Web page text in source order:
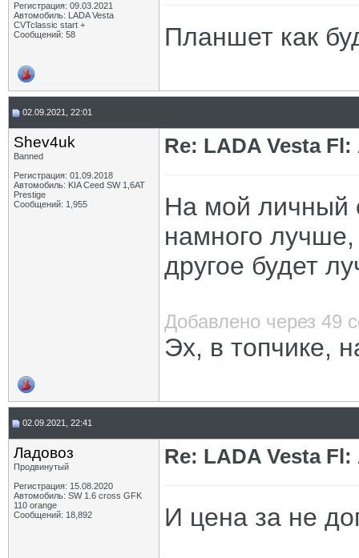
Регистрация: 09.03.2021
Автомобиль: LADA Vesta
CVTclassic start +
Сообщений: 58
Планшет как
02.09.2021, 22:01
Shev4uk
Banned
Регистрация: 01.09.2018
Автомобиль: KIA Ceed SW 1,6AT
Prestige
Сообщений: 1,955
Re: LADA Vesta
На мой личный
намного
другое будет
Добавлено через 49
Эх, в топчике,
02.09.2021, 22:41
Ладовоз
Продвинутый
Регистрация: 15.08.2020
Автомобиль: SW 1.6 cross GFK
110 orange
Сообщений: 18,892
Re: LADA Vesta
И цена за не